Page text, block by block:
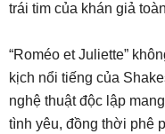
trái tim của khán giả
“Roméo et Juliette”
kịch nổi tiếng của
nghệ thuật độc lập
tình yêu, đồng thời phê